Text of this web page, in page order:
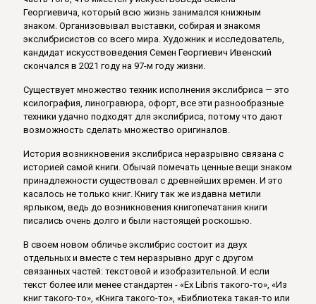
Георгиевича, который всю жизнь занимался книжным
знаком. Организовывал выставки, собирая и знакомя
экслибрисистов со всего мира. Художник и исследователь,
кандидат искусствоведения Семен Георгиевич Ивенский
скончался в 2021 году на 97-м году жизни.
Существует множество техник исполнения экслибриса — это
ксилография, линогравюра, офорт, все эти разнообразные
техники удачно подходят для экслибриса, потому что дают
возможность сделать множество оригиналов.
История возникновения экслибриса неразрывно связана с
историей самой книги. Обычай помечать ценные вещи знаком
принадлежности существовал с древнейших времен. И это
касалось не только книг. Книгу так же издавна метили
ярлыком, ведь до возникновения книгопечатания книги
писались очень долго и были настоящей роскошью.
В своем новом обличье экслибрис состоит из двух
отдельных и вместе с тем неразрывно друг с другом
связанных частей: текстовой и изобразительной. И если
текст более или менее стандартен - «Ex Libris такого-то», «Из
книг такого-то», «Книга такого-то», «Библиотека такая-то или